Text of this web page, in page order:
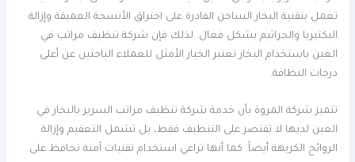
تعمل بتقنية البخار الساخن القادرة على اختراق الأنسجة العميقة وإزالة
البكتيريا والجراثيم بشكل فعال. لذلك فإن شركة تنظيف مراتب في
العين باستخدام البخار تعتبر الخيار الأمثل للعملاء الباحثين عن أعلى
درجات النظافة.
تتميز شركة المروة بأن خدمة شركة تنظيف مراتب السرير بالبخار في
العين لديها لا تقتصر على التنظيف فقط، بل تشمل التعقيم وإزالة
الروائح الكريهة أيضاً. كما أنها تراعي استخدام تقنيات آمنة تحافظ على